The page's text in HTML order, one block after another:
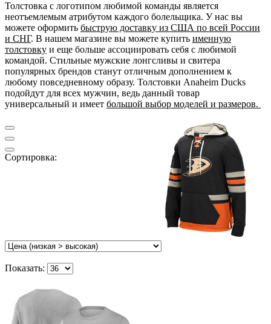
Толстовка с логотипом любимой команды является
неотъемлемым атрибутом каждого болельщика. У нас вы
можете оформить быструю доставку из США по всей России
и СНГ. В нашем магазине вы можете купить именную
толстовку и еще больше ассоциировать себя с любимой
командой. Стильные мужские лонгсливы и свитера
популярных брендов станут отличным дополнением к
любому повседневному образу. Толстовки Anaheim Ducks
подойдут для всех мужчин, ведь данный товар
универсальный и имеет большой выбор моделей и размеров.
Сортировка:
Показать: